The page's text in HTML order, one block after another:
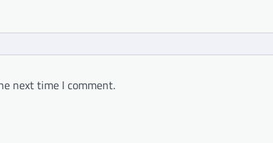
next time I comment.